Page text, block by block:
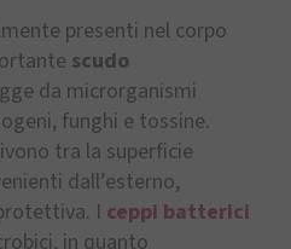
presenti nel corpo
scudo
da microrganismi
funghi e tossine.
tra la superficie
dall’esterno,
I ceppi batterici
in quanto